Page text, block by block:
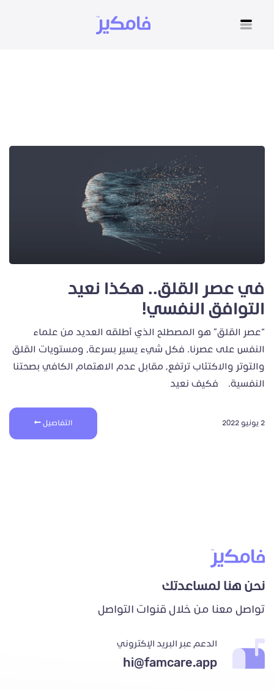
في عصر القلق.. هكذا نعيد
التوافق النفسي!
“عصر القلق” هو المصطلح الذي أطلقه العديد من علماء
النفس على عصرنا. فكل شيء يسير بسرعة، ومستويات القلق
والتوتر والاكتئاب ترتفع، مقابل عدم الاهتمام الكافي بصحتنا
النفسية. فكيف نعيد
2 يونيو 2022 التفاصيل
نحن هنا لمساعدتك
تواصل معنا من خلال قنوات التواصل
الدعم عبر البريد الإكتروني
hi@famcare.app